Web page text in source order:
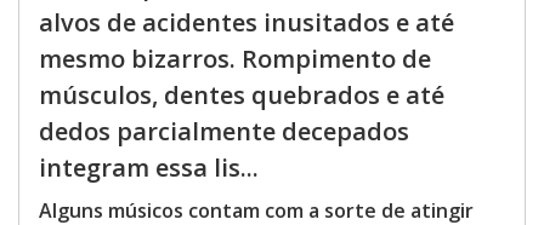
alvos de acidentes inusitados e até
mesmo bizarros. Rompimento de
músculos, dentes quebrados e até
dedos parcialmente decepados
integram essa lis...
Alguns músicos contam com a sorte de atingir